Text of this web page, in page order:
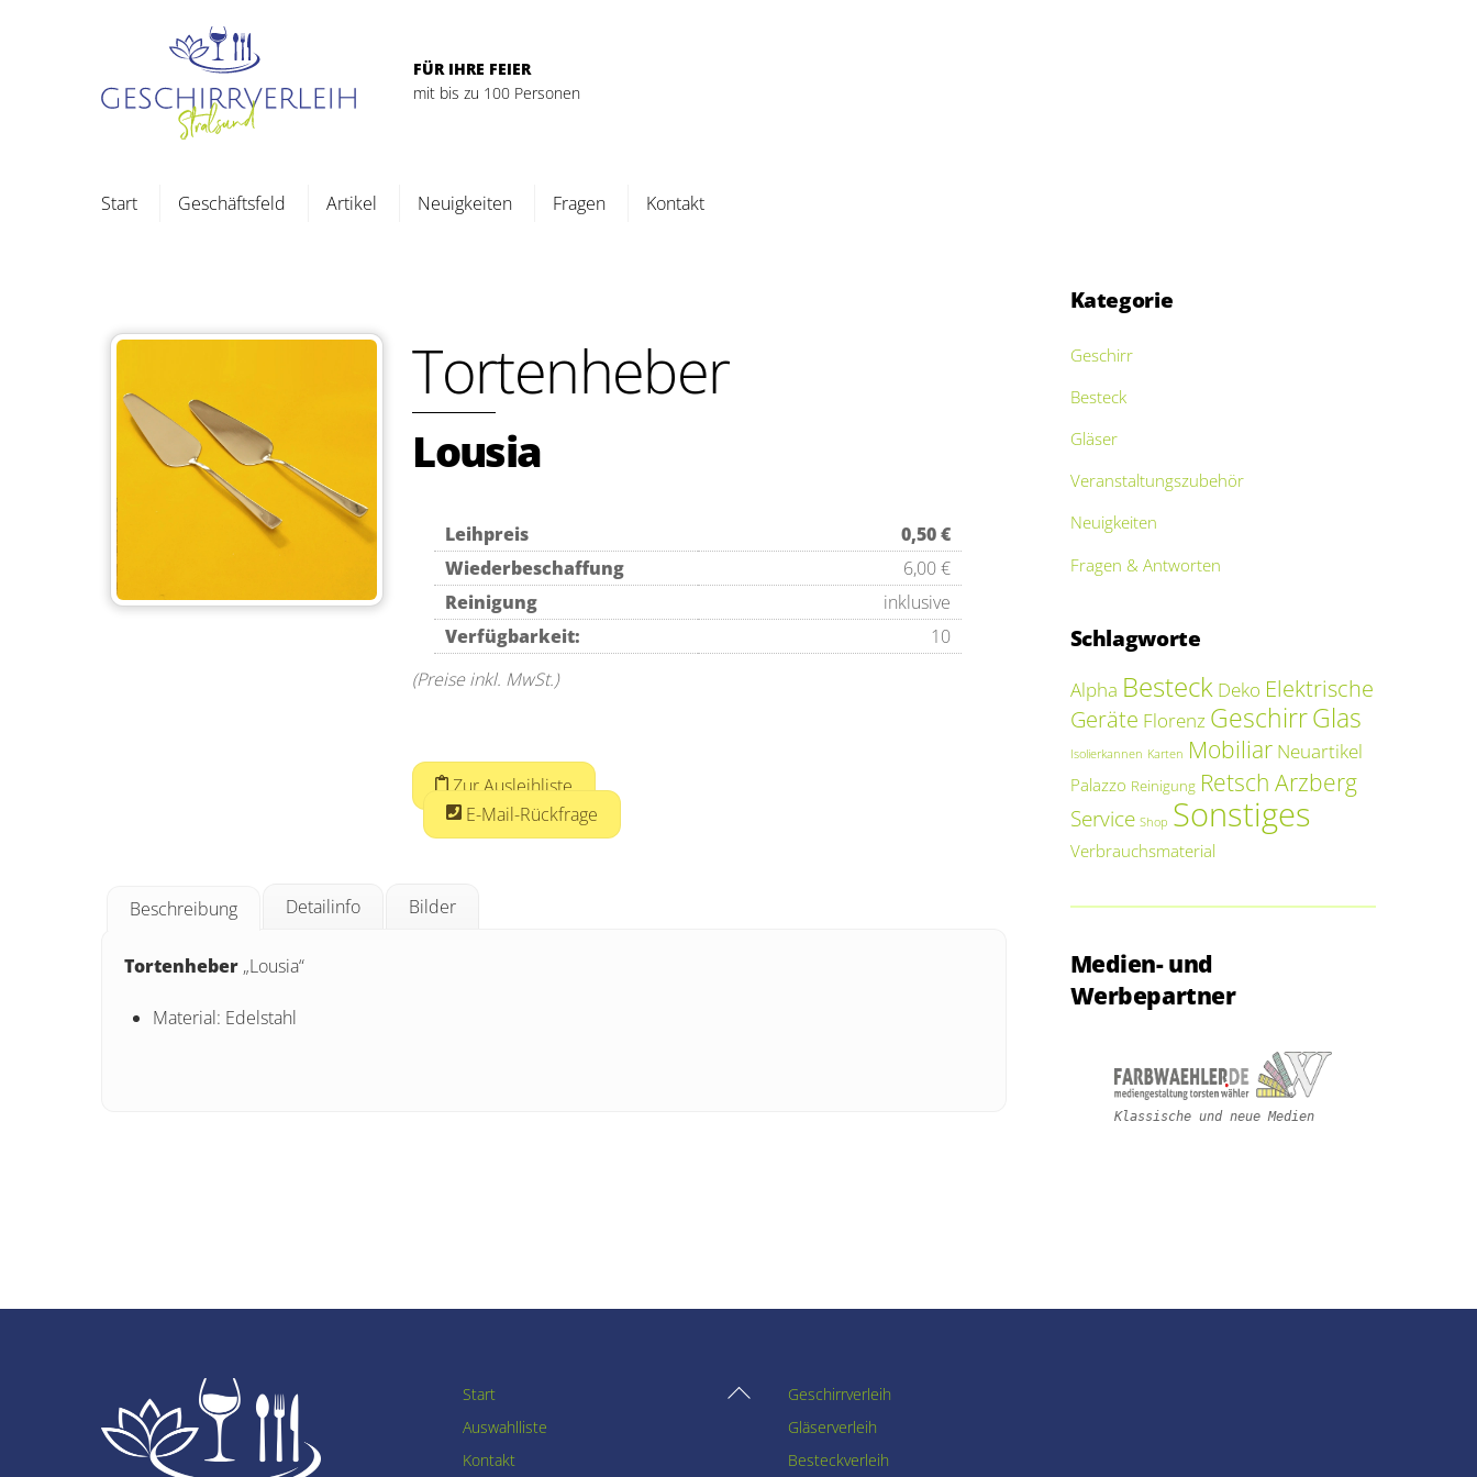
Start Geschäftsfeld Artikel Neuigkeiten Fragen Kontakt
FÜR IHRE FEIER
mit bis zu 100 Personen
Tortenheber
Lousia
Leihpreis
0,50 €
Wiederbeschaffung
6,00 €
Reinigung
inklusive
Verfügbarkeit:
10
(Preise inkl. MwSt.)
Zur Ausleihliste
E-Mail-Rückfrage
Beschreibung Detailinfo Bilder
Tortenheber „Lousia“
Material: Edelstahl
Kategorie
Geschirr
Besteck
Gläser
Veranstaltungszubehör
Neuigkeiten
Fragen & Antworten
Schlagworte
Alpha Besteck Deko Elektrische
Geräte Florenz GeschirrGlas
Isolierkannen Karten Mobiliar Neuartikel
Palazzo Reinigung Retsch Arzberg
Service Shop Sonstiges
Verbrauchsmaterial
Medien- und
Werbepartner
Klassische und neue Medien
Back
Start
Auswahlliste
Kontakt
Geschirrverleih
Gläserverleih
Besteckverleih